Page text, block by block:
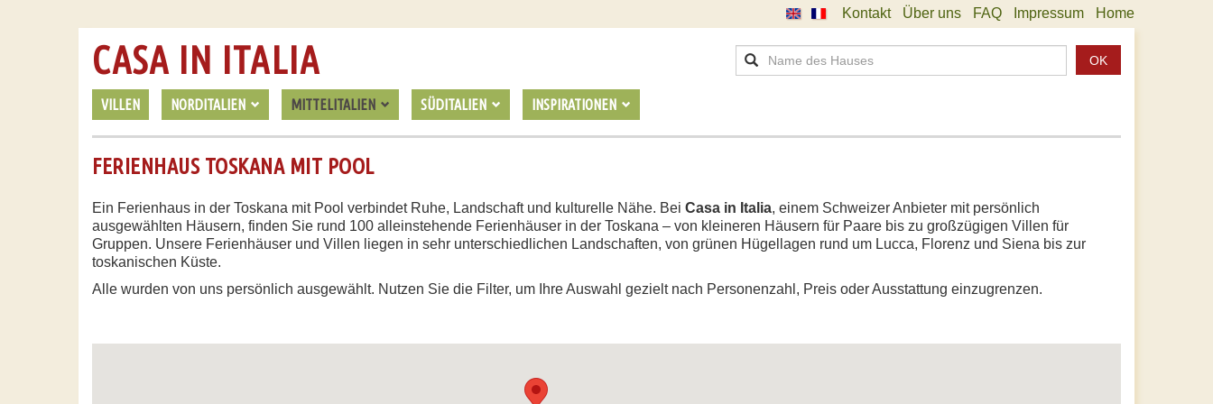
Kontakt Über uns FAQ Impressum Home
VILLEN NORDITALIEN MITTELITALIEN SÜDITALIEN INSPIRATIONEN
CASA IN ITALIA OK
FERIENHAUS TOSKANA MIT POOL
Ein Ferienhaus in der Toskana mit Pool verbindet Ruhe, Landschaft und kulturelle Nähe. Bei Casa in Italia, einem Schweizer Anbieter mit persönlich
ausgewählten Häusern, finden Sie rund 100 alleinstehende Ferienhäuser in der Toskana – von kleineren Häusern für Paare bis zu großzügigen Villen für
Gruppen. Unsere Ferienhäuser und Villen liegen in sehr unterschiedlichen Landschaften, von grünen Hügellagen rund um Lucca, Florenz und Siena bis zur
toskanischen Küste.
Alle wurden von uns persönlich ausgewählt. Nutzen Sie die Filter, um Ihre Auswahl gezielt nach Personenzahl, Preis oder Ausstattung einzugrenzen.